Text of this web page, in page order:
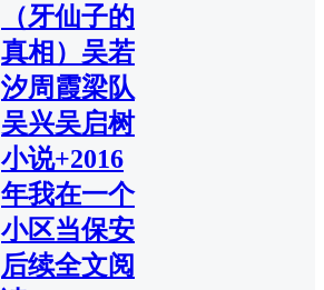
（牙仙子的
真相）吴若
汐周霞梁队
吴兴吴启树
小说+2016
年我在一个
小区当保安
后续全文阅